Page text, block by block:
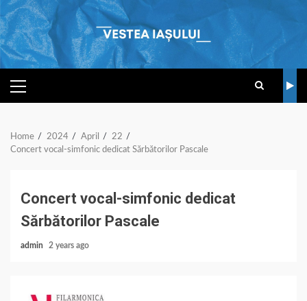
Skip
to
content
PRIMARY
MENU
Home 2024 April
22
Concert vocal-simfonic dedicat Sărbătorilor Pascale
Concert vocal-simfonic dedicat
Sărbătorilor Pascale
admin 2 years ago